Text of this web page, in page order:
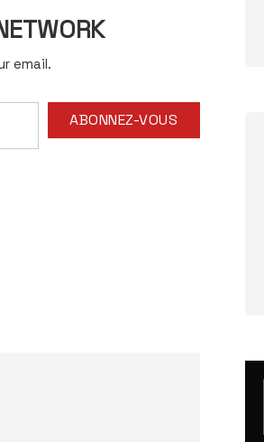
email.
ABONNEZ-VOUS